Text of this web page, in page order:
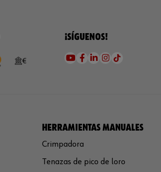
¡SÍGUENOS!
HERRAMIENTAS MANUALES
Crimpadora
Tenazas de pico de loro